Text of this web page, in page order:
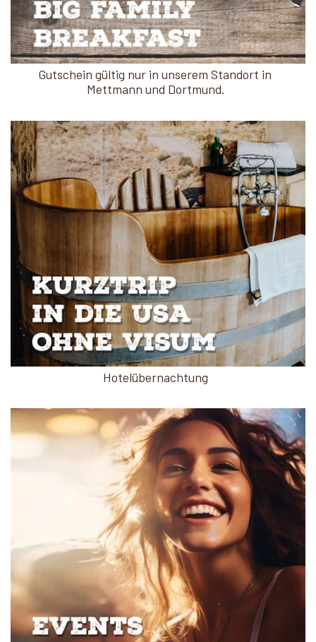
Hotelübernachtung
Gutschein gültig nur in unserem Standort in
Mettmann und Dortmund.